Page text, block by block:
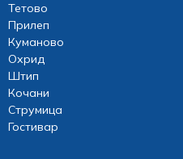
Тетово
Прилеп
Куманово
Охрид
Штип
Кочани
Струмица
Гостивар